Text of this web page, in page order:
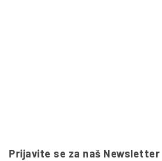
Prijavite se za naš Newsletter